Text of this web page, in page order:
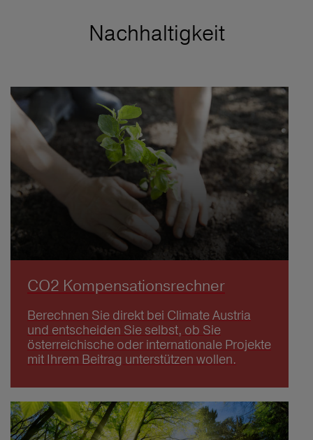
Nachhaltigkeit
CO2 Kompensationsrechner
Berechnen Sie direkt bei Climate Austria
und entscheiden Sie selbst, ob Sie
österreichische oder internationale Projekte
mit Ihrem Beitrag unterstützen wollen.